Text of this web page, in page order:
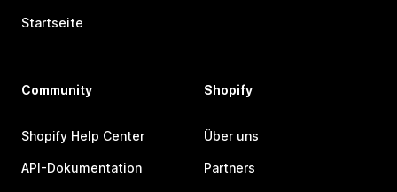
Startseite
Community
Shopify Help Center
API-Dokumentation
Shopify
Über uns
Partners